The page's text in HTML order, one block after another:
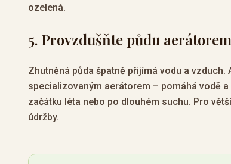
ozelená.
5. Provzdušňte půdu aerátorem
Zhutněná půda špatně přijímá vodu a
specializovaným aerátorem – pomáhá vodě
začátku léta nebo po dlouhém suchu. Pro
údržby.